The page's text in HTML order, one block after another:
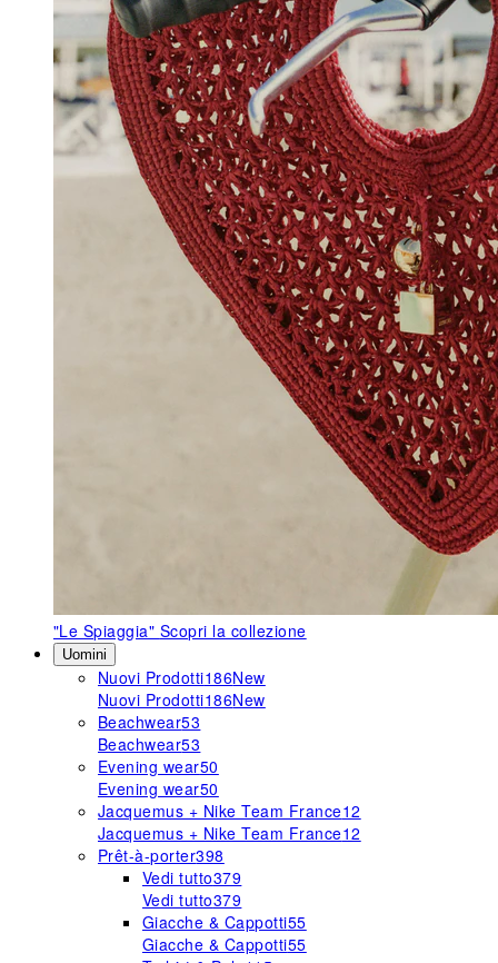
"Le Spiaggia" Scopri la collezione
Uomini
Nuovi Prodotti186New
Nuovi Prodotti186New
Beachwear53
Beachwear53
Evening wear50
Evening wear50
Jacquemus + Nike Team France12
Jacquemus + Nike Team France12
Prêt-à-porter398
Vedi tutto379
Vedi tutto379
Giacche & Cappotti55
Giacche & Cappotti55